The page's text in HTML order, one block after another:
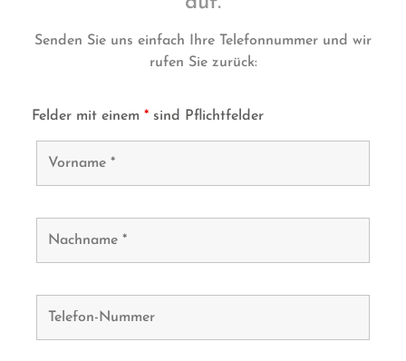
Senden Sie uns einfach Ihre Telefonnummer und wir
rufen Sie zurück:
Felder mit einem * sind Pflichtfelder